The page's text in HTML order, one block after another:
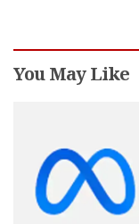
You May Like